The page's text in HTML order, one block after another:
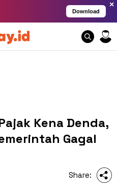
Download
×
Kena Denda,
Gagal
Share: